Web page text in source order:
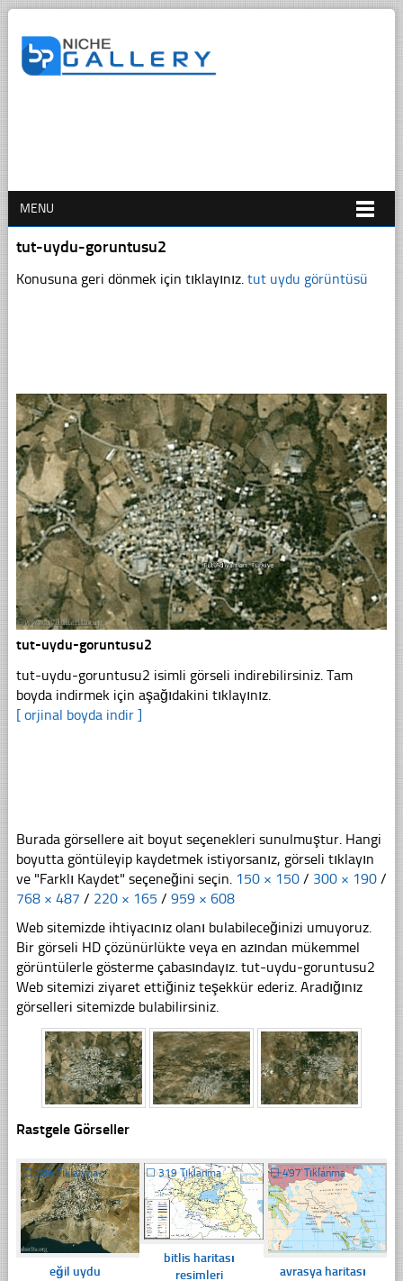
MENU
tut-uydu-goruntusu2
Konusuna geri dönmek için tıklayınız. tut uydu görüntüsü
tut-uydu-goruntusu2
tut-uydu-goruntusu2 isimli görseli indirebilirsiniz. Tam
boyda indirmek için aşağıdakini tıklayınız.
[ orjinal boyda indir ]
Burada görsellere ait boyut seçenekleri sunulmuştur. Hangi
boyutta göntüleyip kaydetmek istiyorsanız, görseli tıklayın
ve "Farklı Kaydet" seçeneğini seçin. 150 × 150 / 300 × 190 /
768 × 487 / 220 × 165 / 959 × 608
Web sitemizde ihtiyacınız olanı bulabileceğinizi umuyoruz.
Bir görseli HD çözünürlükte veya en azından mükemmel
görüntülerle gösterme çabasındayız. tut-uydu-goruntusu2
Web sitemizi ziyaret ettiğiniz teşekkür ederiz. Aradığınız
görselleri sitemizde bulabilirsiniz.
Rastgele Görseller
☐286 Tıklanma
eğil uydu
☐319 Tıklanma
bitlis haritası
resimleri
☐497 Tıklanma
avrasya haritası